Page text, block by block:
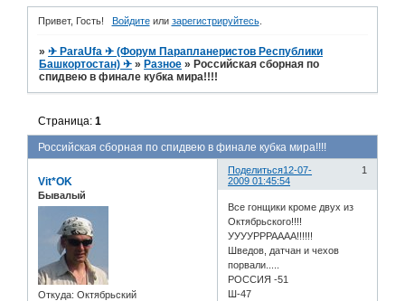
Привет, Гость! Войдитеили зарегистрируйтесь.
»✈ ParaUfa ✈ (Форум Парапланеристов Республики
Башкортостан) ✈ » Разное » Российская сборная по
спидвею в финале кубка мира!!!!
Российская сборная по спидвею в финале кубка мира!!!!
Страница:1
Поделиться 1
12-07-
2009 01:45:54
Vit*OK
Бывалый
Откуда: Oктябрьский
Все гонщики кроме двух из
Октябрьского!!!!
УУУУРРРАААА!!!!!!
Шведов, датчан и чехов
порвали.....
РОССИЯ -51
Ш-47